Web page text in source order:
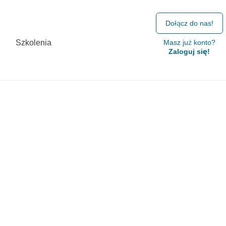
Szkolenia
Dołącz do nas!
Masz już konto?
Zaloguj się!